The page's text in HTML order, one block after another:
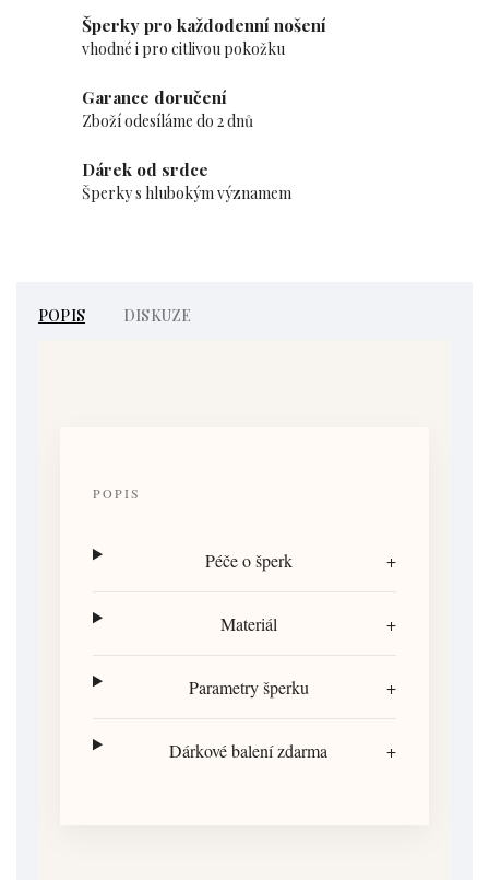
Šperky pro každodenní nošení
vhodné i pro citlivou pokožku
Garance doručení
Zboží odesíláme do 2 dnů
Dárek od srdce
Šperky s hlubokým významem
POPIS DISKUZE
POPIS
Péče o šperk +
Materiál +
Parametry šperku +
Dárkové balení zdarma +